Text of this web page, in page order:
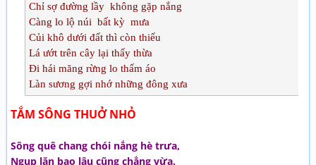
Chỉ sợ đường lầy không gặp nắng
Càng lo lộ núi bất kỳ mưa
Củi khô dưới đất thì còn thiếu
Lá ướt trên cây lại thấy thừa
Đi hái măng rừng lo thấm áo
Làn sương gợi nhớ những đông xưa
TẮM SÔNG THUỞ NHỎ
Sông quê chang chói nắng hè trưa,
Ngụp lặn bao lâu cũng chẳng vừa.